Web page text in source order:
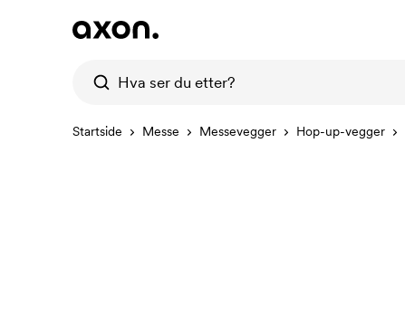
Startside Messe Messevegger Hop-up-vegger